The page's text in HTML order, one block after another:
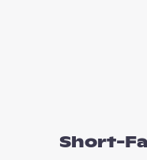
Short-